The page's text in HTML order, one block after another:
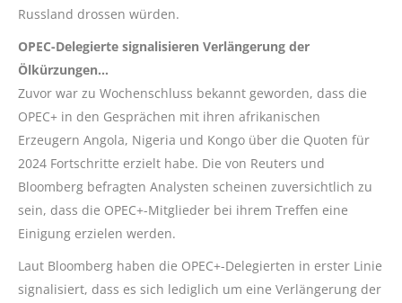
Russland drossen würden.
OPEC-Delegierte signalisieren Verlängerung der
Ölkürzungen…
Zuvor war zu Wochenschluss bekannt geworden, dass die
OPEC+ in den Gesprächen mit ihren afrikanischen
Erzeugern Angola, Nigeria und Kongo über die Quoten für
2024 Fortschritte erzielt habe. Die von Reuters und
Bloomberg befragten Analysten scheinen zuversichtlich zu
sein, dass die OPEC+-Mitglieder bei ihrem Treffen eine
Einigung erzielen werden.
Laut Bloomberg haben die OPEC+-Delegierten in erster Linie
signalisiert, dass es sich lediglich um eine Verlängerung der